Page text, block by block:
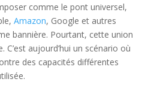
comme le pont universel,
Amazon, Google et autres
bannière. Pourtant, cette union
C’est aujourd’hui un scénario où
des capacités différentes